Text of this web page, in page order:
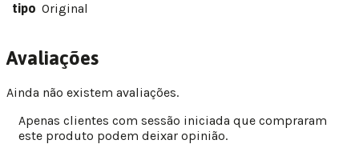
tipo Original
Avaliações
Ainda não existem avaliações.
Apenas clientes com sessão iniciada que compraram
este produto podem deixar opinião.